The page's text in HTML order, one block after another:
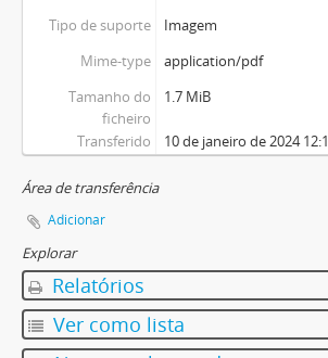
Tipo de suporte
Imagem
Mime-type
application/pdf
Tamanho do
ficheiro
1.7 MiB
Transferido 10 de janeiro de 2024
Área de transferência
Adicionar
Explorar
Relatórios
Ver como lista